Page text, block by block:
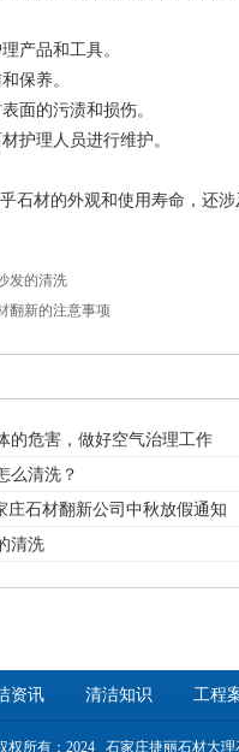
产品和工具。
保养。
面的污渍和损伤。
护理人员进行维护。
石材的外观和使用寿命，还
发的清洗
翻新的注意事项
的危害，做好空气治理工作
么清洗？
庄石材翻新公司中秋放假通知
清洗
资讯 清洁知识 工程
权所有：2024 石家庄捷丽石材大